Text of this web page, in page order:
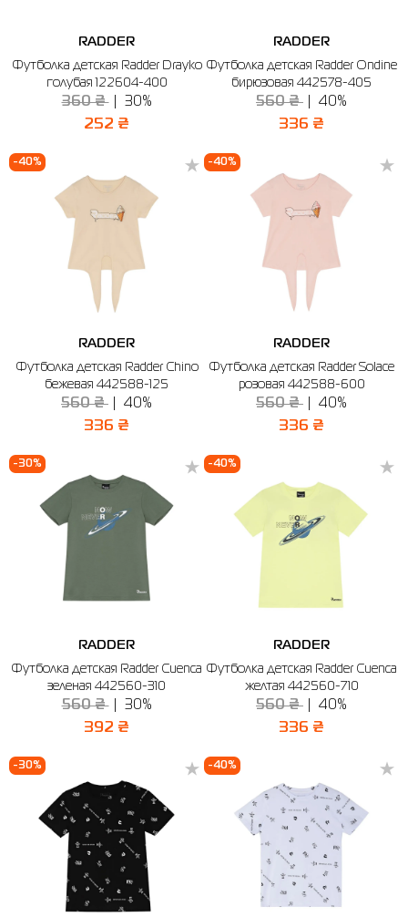
RADDER
Футболка детская Radder Drayko
голубая 122604-400
360 ₴ 30%
252 ₴
RADDER
Футболка детская Radder Ondine
бирюзовая 442578-405
560 ₴ 40%
336 ₴
-40%
RADDER
Футболка детская Radder Chino
бежевая 442588-125
560 ₴ 40%
336 ₴
-40%
RADDER
Футболка детская Radder Solace
розовая 442588-600
560 ₴ 40%
336 ₴
-30%
RADDER
Футболка детская Radder Cuenca
зеленая 442560-310
560 ₴ 30%
392 ₴
-40%
RADDER
Футболка детская Radder Cuenca
желтая 442560-710
560 ₴ 40%
336 ₴
-30% -40%